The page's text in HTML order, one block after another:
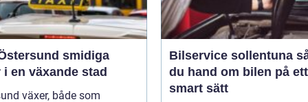
smidiga
i en växande stad
växer, både som
Bilservice sollentuna så tar
du hand om bilen på ett
smart sätt